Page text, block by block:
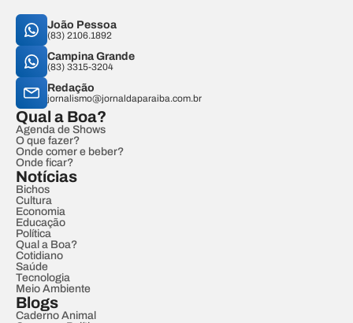
João Pessoa
(83) 2106.1892
Campina Grande
(83) 3315-3204
Redação
jornalismo@jornaldaparaiba.com.br
Qual a Boa?
Agenda de Shows
O que fazer?
Onde comer e beber?
Onde ficar?
Notícias
Bichos
Cultura
Economia
Educação
Política
Qual a Boa?
Cotidiano
Saúde
Tecnologia
Meio Ambiente
Blogs
Caderno Animal